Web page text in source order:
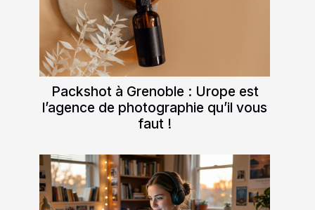
Packshot à Grenoble : Urope est
l’agence de photographie qu’il vous
faut !